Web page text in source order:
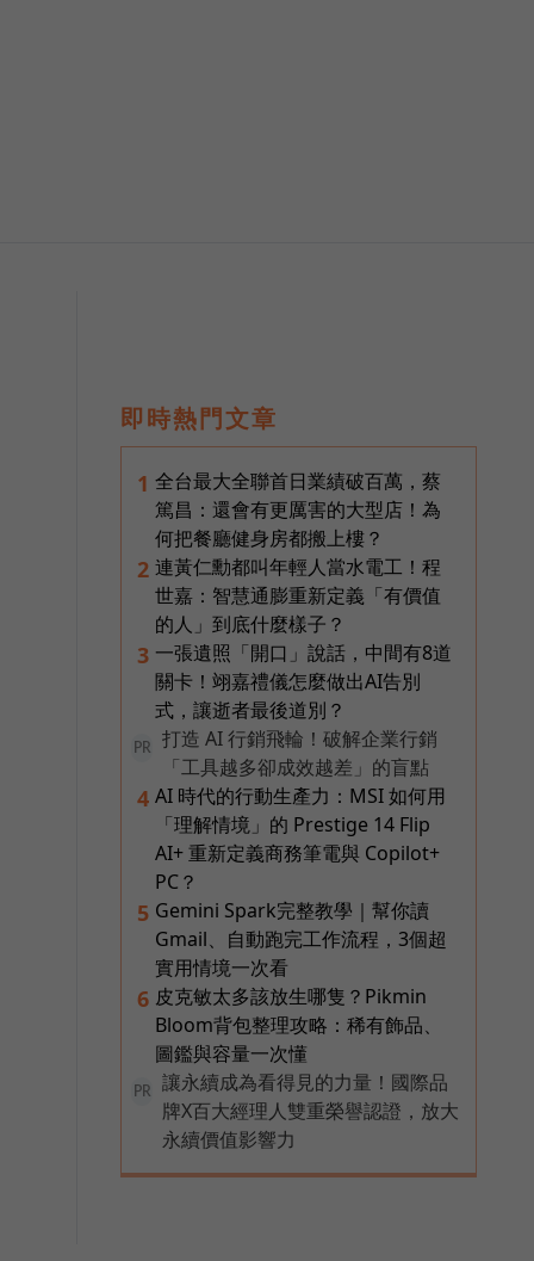
即時熱門文章
1 全台最大全聯首日業績破百萬，蔡
篤昌：還會有更厲害的大型店！為
何把餐廳健身房都搬上樓？
2 連黃仁勳都叫年輕人當水電工！程
世嘉：智慧通膨重新定義「有價值
的人」到底什麼樣子？
3 一張遺照「開口」說話，中間有8道
關卡！翊嘉禮儀怎麼做出AI告別
式，讓逝者最後道別？
PR
打造 AI 行銷飛輪！破解企業行銷
「工具越多卻成效越差」的盲點
4 AI 時代的行動生產力：MSI 如何用
「理解情境」的 Prestige 14 Flip
AI+ 重新定義商務筆電與 Copilot+
PC？
5 Gemini Spark完整教學｜幫你讀
Gmail、自動跑完工作流程，3個超
實用情境一次看
6 皮克敏太多該放生哪隻？Pikmin
Bloom背包整理攻略：稀有飾品、
圖鑑與容量一次懂
PR
讓永續成為看得見的力量！國際品
牌X百大經理人雙重榮譽認證，放大
永續價值影響力